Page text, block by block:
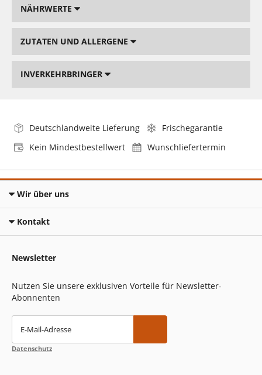
NÄHRWERTE
ZUTATEN UND ALLERGENE
INVERKEHRBRINGER
Deutschlandweite Lieferung
Frischegarantie
Kein Mindestbestellwert
Wunschliefertermin
Wir über uns
Kontakt
Newsletter
Nutzen Sie unsere exklusiven Vorteile für Newsletter-
Abonnenten
E-Mail-Adresse
Datenschutz